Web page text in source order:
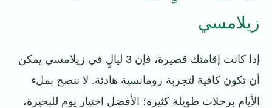
زيلامسي
إذا كانت إقامتك قصيرة، فإن 3 ليالٍ في زيلامسي يمكن
أن تكون كافية لتجربة رومانسية هادئة. لا ننصح بملء
الأيام برحلات طويلة كثيرة؛ الأفضل اختيار يوم للبحيرة،